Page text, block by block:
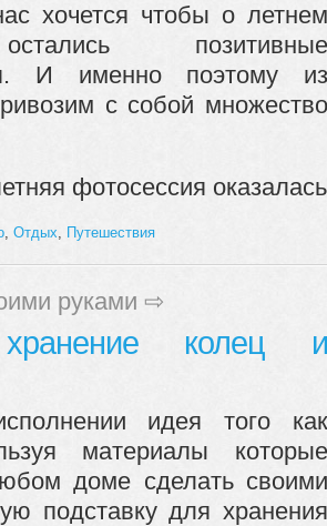
хочется чтобы о летнем
позитивные
И именно поэтому из
с собой множество
фотосессия
, Отдых, Путешествия
руками ⇨
колец и
идея того как
материалы которые
доме сделать своими
подставку для хранения